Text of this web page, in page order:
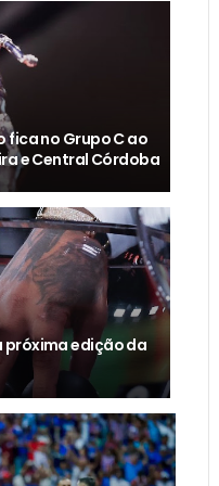
fica no Grupo C ao
e Central Córdoba
próxima edição da